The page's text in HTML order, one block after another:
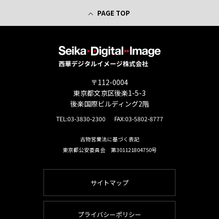
PAGE TOP
〒112-0004
東京都文京区後楽1-5-3
後楽国際ビルディング2階
TEL:03-3830-2300 FAX:03-5802-8777
古物営業法に基づく表記
東京都公安委員会 第301121804750号
サイトマップ
プライバシーポリシー